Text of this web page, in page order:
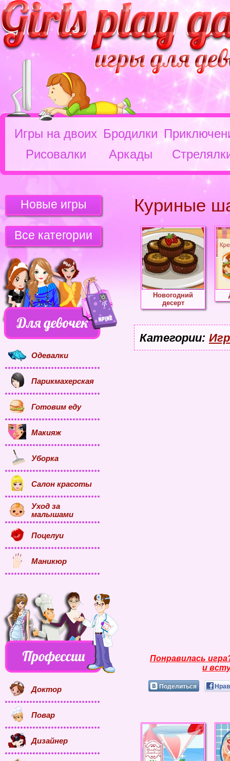
Игры на двоих Бродилки
Рисовалки
Аркады
Куриные
Новогодний
десерт
Категории:
Понравилась
и
Поделиться
Новые игры
Все категории
Одевалки
Парикмахерская
Готовим еду
Макияж
Уборка
Салон красоты
Уход за
малышами
Поцелуи
Маникюр
Доктор
Повар
Дизайнер